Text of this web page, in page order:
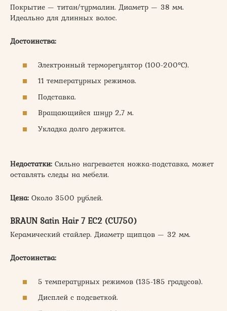
Покрытие — титан/турмалин. Диаметр — 38 мм.
Идеально для длинных волос.
Достоинства:
Электронный терморегулятор (100-200°C).
11 температурных режимов.
Подставка.
Вращающийся шнур 2,7 м.
Укладка долго держится.
Недостатки: Сильно нагревается ножка-подставка, может
оставлять следы на мебели.
Цена: Около 3500 рублей.
BRAUN Satin Hair 7 EC2 (CU750)
Керамический стайлер. Диаметр щипцов — 32 мм.
Достоинства:
5 температурных режимов (135-185 градусов).
Дисплей с подсветкой.